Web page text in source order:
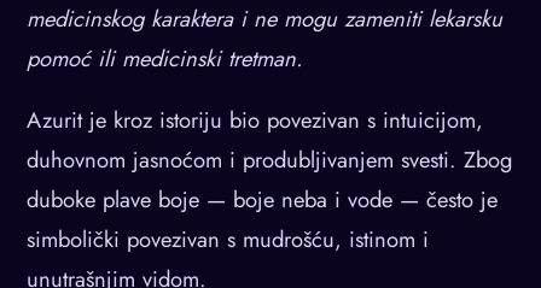
medicinskog karaktera i ne mogu zameniti lekarsku
pomoć ili medicinski tretman.
Azurit je kroz istoriju bio povezivan s intuicijom,
duhovnom jasnoćom i produbljivanjem svesti. Zbog
duboke plave boje — boje neba i vode — često je
simbolički povezivan s mudrošću, istinom i
unutrašnjim vidom.